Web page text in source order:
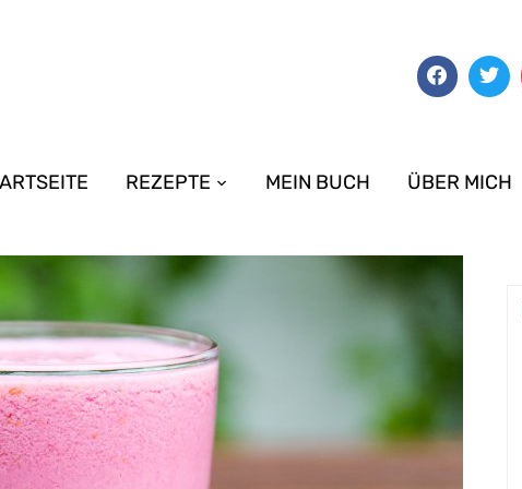
REZEPTE MEIN BUCH ÜBER MICH